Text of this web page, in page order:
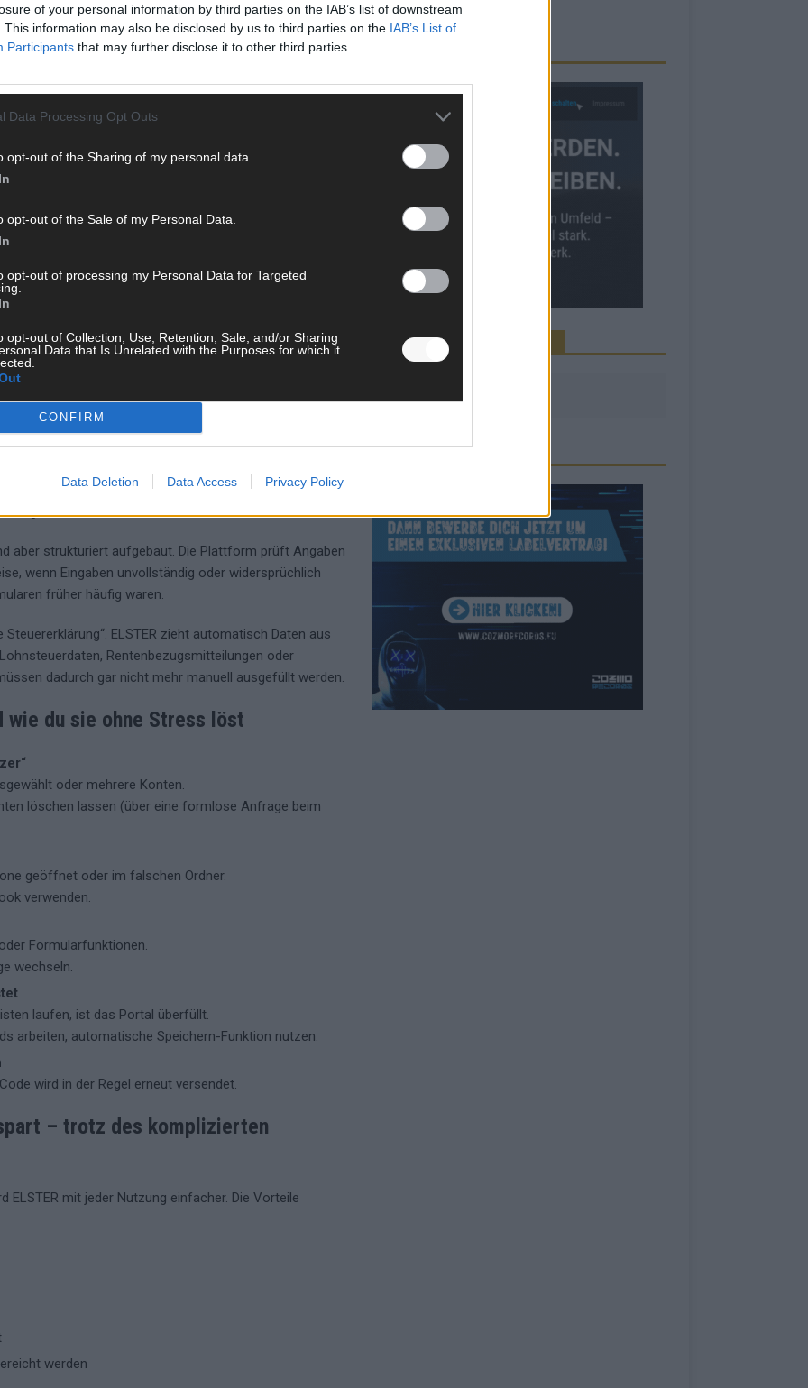
of your personal information by third parties on the IAB’s list of downstream
This information may also be disclosed by us to third parties on the IAB’s List of
Participants that may further disclose it to other third parties.
Data Processing Opt Outs
opt-out of the Sharing of my personal data.
opt-out of the Sale of my Personal Data.
opt-out of processing my Personal Data for Targeted
opt-out of Collection, Use, Retention, Sale, and/or Sharing
Data that Is Unrelated with the Purposes for which it
CONFIRM
Data Deletion Data Access Privacy Policy
die Datei in einem festen Ordner wie „Dokumente →
USB-Stick an. Die Datei ist mehrere Jahre gültig, bis
BundID oder Online-Ausweis
Verfahren. Viele Nutzer wissen das nicht und kämpfen
gibt es:
stabil
bei Gerätewechsel
mit eID oder BundID oft besser.
in ELSTER
Dort finden sich alle wichtigen Funktionen:
von Arbeitgeber- und Versicherungsdaten)
aber strukturiert aufgebaut. Die Plattform prüft Angaben
wenn Eingaben unvollständig oder widersprüchlich
früher häufig waren.
ELSTER zieht automatisch Daten aus
Rentenbezugsmitteilungen oder
dadurch gar nicht mehr manuell ausgefüllt werden.
wie du sie ohne Stress löst
oder mehrere Konten.
löschen lassen (über eine formlose Anfrage beim
geöffnet oder im falschen Ordner.
verwenden.
Formularfunktionen.
wechseln.
laufen, ist das Portal überfüllt.
arbeiten, automatische Speichern-Funktion nutzen.
wird in der Regel erneut versendet.
– trotz des komplizierten
mit jeder Nutzung einfacher. Die Vorteile
werden
KEINE NEWS MEHR VERPASSEN